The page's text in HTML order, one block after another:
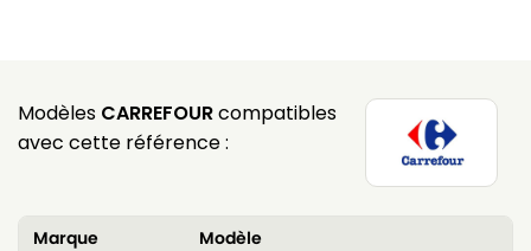
Modèles CARREFOURcompatibles
avec cette référence :
Marque
Modèle